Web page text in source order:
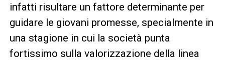
infatti risultare un fattore determinante per
guidare le giovani promesse, specialmente in
una stagione in cui la società punta
fortissimo sulla valorizzazione della linea